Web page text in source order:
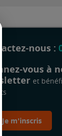
nous :
vous à
et
Je m'inscris